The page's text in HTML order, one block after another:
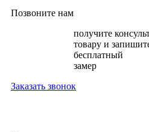
Позвоните нам
получите
товару и
бесплатный
замер
Заказать звонок